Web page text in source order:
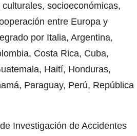
socioeconómicas,
entre Europa y
por Italia, Argentina,
Costa Rica, Cuba,
Haití, Honduras,
Paraguay, Perú, República
Investigación de Accidentes